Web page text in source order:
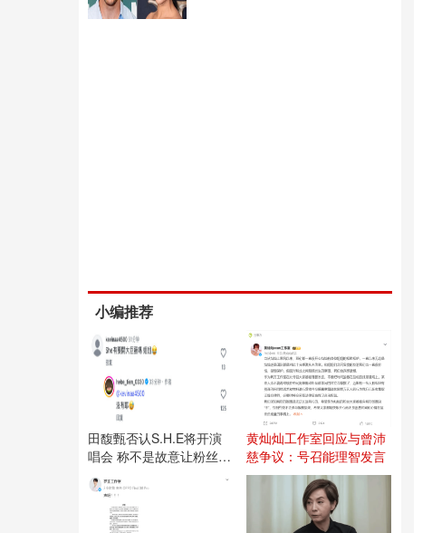
小编推荐
田馥甄否认S.H.E将开演
唱会 称不是故意让粉丝失
望
黄灿灿工作室回应与曾沛
慈争议：号召能理智发言